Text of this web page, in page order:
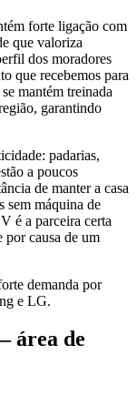
forte ligação com
que valoriza
dos moradores
que recebemos para
mantém treinada
garantindo
padarias,
a poucos
de manter a casa
máquina de
é a parceira certa
por causa de um
demanda por
e LG.
área de